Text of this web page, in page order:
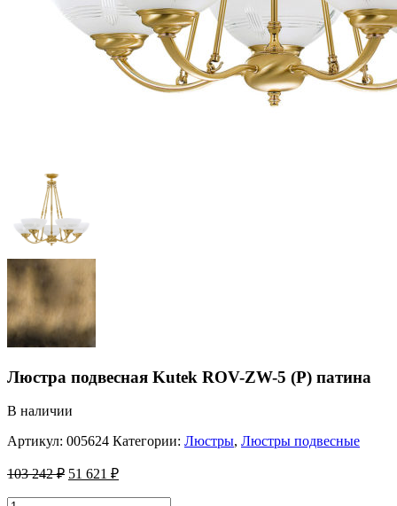
Люстра подвесная Kutek ROV-ZW-5 (P) патина
В наличии
Артикул: 005624 Категории: Люстры, Люстры подвесные
103 242₽ 51 621 ₽